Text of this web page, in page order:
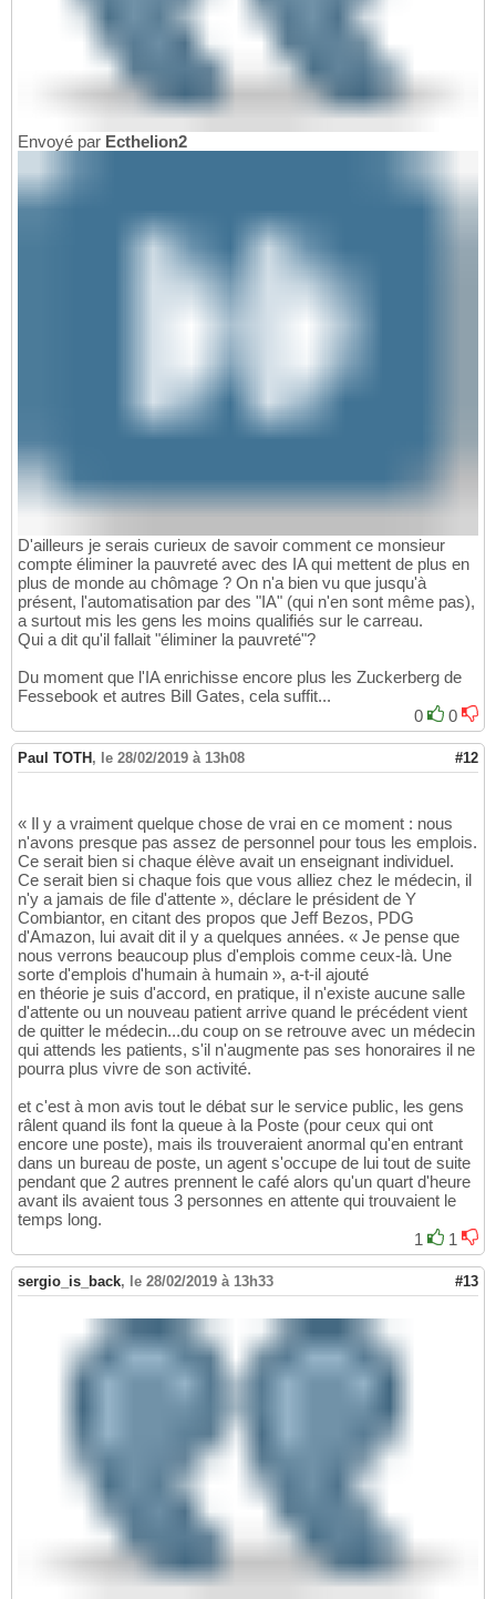
Envoyé par Ecthelion2
D'ailleurs je serais curieux de savoir comment ce monsieur
compte éliminer la pauvreté avec des IA qui mettent de plus en
plus de monde au chômage ? On n'a bien vu que jusqu'à
présent, l'automatisation par des "IA" (qui n'en sont même pas),
a surtout mis les gens les moins qualifiés sur le carreau.
Qui a dit qu'il fallait "éliminer la pauvreté"?
Du moment que l'IA enrichisse encore plus les Zuckerberg de
Fessebook et autres Bill Gates, cela suffit...
0
0
Paul TOTH , le 28/02/2019 à 13h08 #12
« Il y a vraiment quelque chose de vrai en ce moment : nous
n'avons presque pas assez de personnel pour tous les emplois.
Ce serait bien si chaque élève avait un enseignant individuel.
Ce serait bien si chaque fois que vous alliez chez le médecin, il
n'y a jamais de file d'attente », déclare le président de Y
Combiantor, en citant des propos que Jeff Bezos, PDG
d'Amazon, lui avait dit il y a quelques années. « Je pense que
nous verrons beaucoup plus d'emplois comme ceux-là. Une
sorte d'emplois d'humain à humain », a-t-il ajouté
en théorie je suis d'accord, en pratique, il n'existe aucune salle
d'attente ou un nouveau patient arrive quand le précédent vient
de quitter le médecin...du coup on se retrouve avec un médecin
qui attends les patients, s'il n'augmente pas ses honoraires il ne
pourra plus vivre de son activité.
et c'est à mon avis tout le débat sur le service public, les gens
râlent quand ils font la queue à la Poste (pour ceux qui ont
encore une poste), mais ils trouveraient anormal qu'en entrant
dans un bureau de poste, un agent s'occupe de lui tout de suite
pendant que 2 autres prennent le café alors qu'un quart d'heure
avant ils avaient tous 3 personnes en attente qui trouvaient le
temps long.
1
1
sergio_is_back, le 28/02/2019 à 13h33 #13